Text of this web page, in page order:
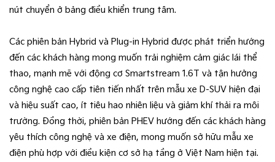
nút chuyển ở bảng điều khiển trung tâm.
Các phiên bản Hybrid và Plug-in Hybrid được phát triển hướng
đến các khách hàng mong muốn trải nghiệm cảm giác lái thể
thao, mạnh mẽ với động cơ Smartstream 1.6T và tận hưởng
công nghệ cao cấp tiên tiến nhất trên mẫu xe D-SUV hiện đại
và hiệu suất cao, ít tiêu hao nhiên liệu và giảm khí thải ra môi
trường. Đồng thời, phiên bản PHEV hướng đến các khách hàng
yêu thích công nghệ và xe điện, mong muốn sở hữu mẫu xe
điện phù hợp với điều kiện cơ sở hạ tầng ở Việt Nam hiện tại.